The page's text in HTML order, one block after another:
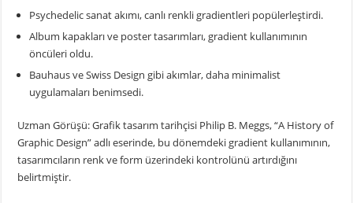
Psychedelic sanat akımı, canlı renkli gradientleri popülerleştirdi.
Album kapakları ve poster tasarımları, gradient kullanımının
öncüleri oldu.
Bauhaus ve Swiss Design gibi akımlar, daha minimalist
uygulamaları benimsedi.
Uzman Görüşü: Grafik tasarım tarihçisi Philip B. Meggs, “A History of
Graphic Design” adlı eserinde, bu dönemdeki gradient kullanımının,
tasarımcıların renk ve form üzerindeki kontrolünü artırdığını
belirtmiştir.